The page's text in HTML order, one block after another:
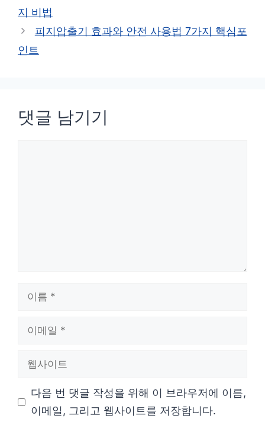
리
지 비법
피지압출기 효과와 안전 사용법 7가지 핵심포
인트
댓글 남기기
다음 번 댓글 작성을 위해 이 브라우저에 이름,
이메일, 그리고 웹사이트를 저장합니다.